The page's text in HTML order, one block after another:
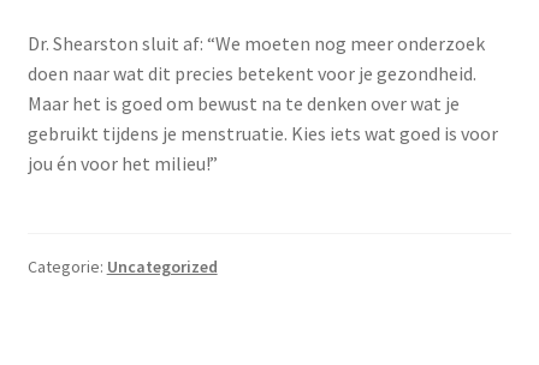
Dr. Shearston sluit af: “We moeten nog meer onderzoek
doen naar wat dit precies betekent voor je gezondheid.
Maar het is goed om bewust na te denken over wat je
gebruikt tijdens je menstruatie. Kies iets wat goed is voor
jou én voor het milieu!”
Categorie: Uncategorized